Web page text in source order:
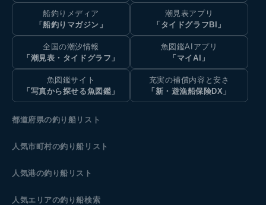
船釣りメディア
「船釣りマガジン」
潮見表アプリ
「タイドグラフBI」
全国の潮汐情報
「潮見表・タイドグラフ」
魚図鑑AIアプリ
「マイAI」
魚図鑑サイト
「写真から探せる魚図鑑」
充実の補償内容と安さ
「新・遊漁船保険DX」
都道府県の釣り船リスト
人気市町村の釣り船リスト
人気港の釣り船リスト
人気エリアの釣り船検索